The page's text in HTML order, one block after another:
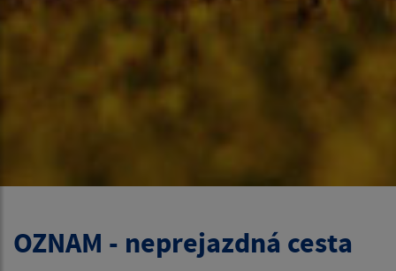
OZNAM - neprejazdná cesta